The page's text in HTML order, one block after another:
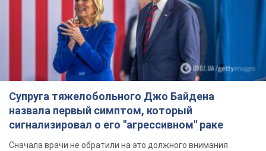
Супруга тяжелобольного Джо Байдена
назвала первый симптом, который
сигнализировал о его "агрессивном" раке
Сначала врачи не обратили на это должного внимания